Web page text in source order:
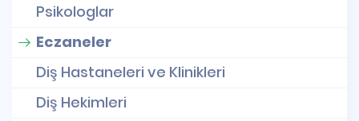
Psikologlar
Eczaneler
Diş Hastaneleri ve Klinikleri
Diş Hekimleri